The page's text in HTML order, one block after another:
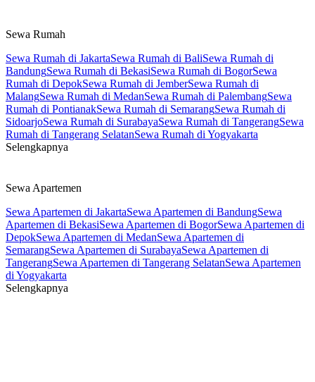
Sewa Rumah
Sewa Rumah di JakartaSewa Rumah di BaliSewa Rumah di
BandungSewa Rumah di BekasiSewa Rumah di BogorSewa
Rumah di DepokSewa Rumah di JemberSewa Rumah di
MalangSewa Rumah di MedanSewa Rumah di PalembangSewa
Rumah di PontianakSewa Rumah di SemarangSewa Rumah di
SidoarjoSewa Rumah di SurabayaSewa Rumah di TangerangSewa
Rumah di Tangerang SelatanSewa Rumah di Yogyakarta
Selengkapnya
Sewa Apartemen
Sewa Apartemen di JakartaSewa Apartemen di BandungSewa
Apartemen di BekasiSewa Apartemen di BogorSewa Apartemen di
DepokSewa Apartemen di MedanSewa Apartemen di
SemarangSewa Apartemen di SurabayaSewa Apartemen di
TangerangSewa Apartemen di Tangerang SelatanSewa Apartemen
di Yogyakarta
Selengkapnya